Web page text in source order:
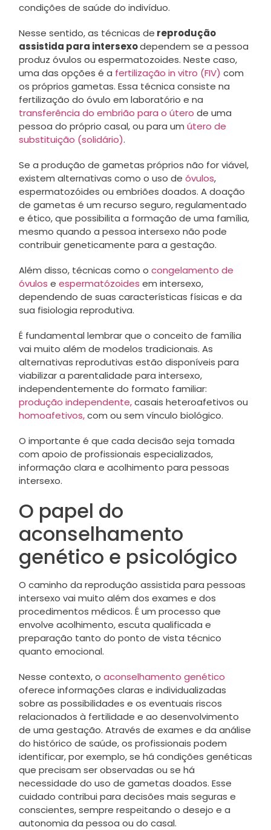
condições de saúde do indivíduo.
Nesse sentido, as técnicas de reprodução
assistida para intersexodependem se a pessoa
produz óvulos ou espermatozoides. Neste caso,
uma das opções é a fertilização in vitro (FIV) com
os próprios gametas. Essa técnica consiste na
fertilização do óvulo em laboratório e na
transferência do embrião para o útero de uma
pessoa do próprio casal, ou para um útero de
substituição (solidário).
Se a produção de gametas próprios não for viável,
existem alternativas como o uso de óvulos,
espermatozóides ou embriões doados. A doação
de gametas é um recurso seguro, regulamentado
e ético, que possibilita a formação de uma família,
mesmo quando a pessoa intersexo não pode
contribuir geneticamente para a gestação.
Além disso, técnicas como o congelamento de
óvulos e espermatózoides em intersexo,
dependendo de suas características físicas e da
sua fisiologia reprodutiva.
É fundamental lembrar que o conceito de família
vai muito além de modelos tradicionais. As
alternativas reprodutivas estão disponíveis para
viabilizar a parentalidade para intersexo,
independentemente do formato familiar:
produção independente,casais heteroafetivos ou
homoafetivos,com ou sem vínculo biológico.
O importante é que cada decisão seja tomada
com apoio de profissionais especializados,
informação clara e acolhimento para pessoas
intersexo.
O papel do
aconselhamento
genético e psicológico
O caminho da reprodução assistida para pessoas
intersexo vai muito além dos exames e dos
procedimentos médicos. É um processo que
envolve acolhimento, escuta qualificada e
preparação tanto do ponto de vista técnico
quanto emocional.
Nesse contexto, o aconselhamento genético
oferece informações claras e individualizadas
sobre as possibilidades e os eventuais riscos
relacionados à fertilidade e ao desenvolvimento
de uma gestação. Através de exames e da análise
do histórico de saúde, os profissionais podem
identificar, por exemplo, se há condições genéticas
que precisam ser observadas ou se há
necessidade do uso de gametas doados. Esse
cuidado contribui para decisões mais seguras e
conscientes, sempre respeitando o desejo e a
autonomia da pessoa ou do casal.